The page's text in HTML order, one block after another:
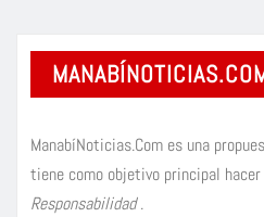
ManabíNoticias.Com es una
tiene como objetivo principal hacer
Responsabilidad.